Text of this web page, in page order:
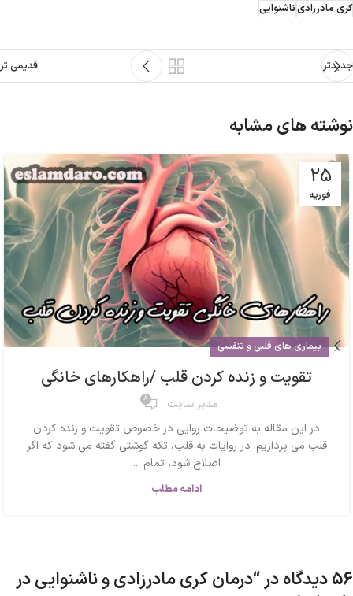
کری مادرزادیناشنوایی
جدیدتر قدیمی تر
نوشته های مشابه
25
فوریه
بیماری های قلبی و تنفسی
تقویت و زنده کردن قلب /راهکارهای خانگی
مدیر سایت 8
در این مقاله به توضیحات روایی در خصوص تقویت و زنده کردن
قلب می پردازیم. در روایات به قلب، تکه گوشتی گفته می شود که اگر
اصلاح شود، تمام ...
ادامه مطلب
56 دیدگاه در “
درمان کری مادرزادی و ناشنوایی در